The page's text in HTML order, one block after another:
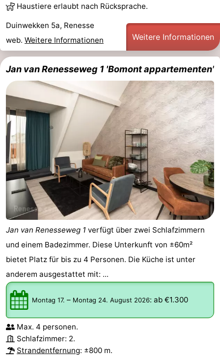
Haustiere erlaubt nach Rücksprache.
Duinwekken 5a, Renesse
web. Weitere Informationen Weitere Informationen
Jan van Renesseweg 1 'Bomont appartementen'
Jan van Renesseweg 1 verfügt über zwei Schlafzimmern
und einem Badezimmer. Diese Unterkunft von ±60m²
bietet Platz für bis zu 4 Personen. Die Küche ist unter
anderem ausgestattet mit: ...
Montag 17. – Montag 24. August 2026: ab €1.300
Max. 4 personen.
Schlafzimmer: 2.
Strandentfernung: ±800 m.